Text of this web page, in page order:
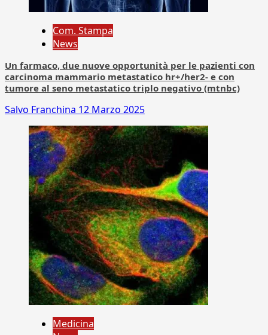
Com. Stampa
News
Un farmaco, due nuove opportunità per le pazienti con
carcinoma mammario metastatico hr+/her2- e con
tumore al seno metastatico triplo negativo (mtnbc)
Salvo Franchina 12 Marzo 2025
Medicina